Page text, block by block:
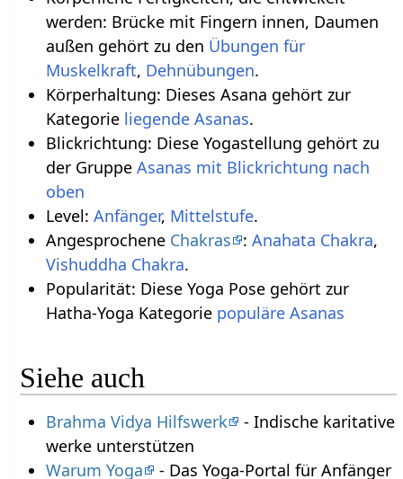
werden: Brücke mit Fingern innen, Daumen
außen gehört zu den Übungen für
Muskelkraft, Dehnübungen.
Körperhaltung: Dieses Asana gehört zur
Kategorie liegende Asanas.
Blickrichtung: Diese Yogastellung gehört zu
der Gruppe Asanas mit Blickrichtung nach
oben
Level: Anfänger, Mittelstufe.
Angesprochene Chakras : Anahata Chakra,
Vishuddha Chakra.
Popularität: Diese Yoga Pose gehört zur
Hatha-Yoga Kategorie populäre Asanas
Siehe auch
Brahma Vidya Hilfswerk
- Indische karitative
werke unterstützen
Warum Yoga
- Das Yoga-Portal für Anfänger